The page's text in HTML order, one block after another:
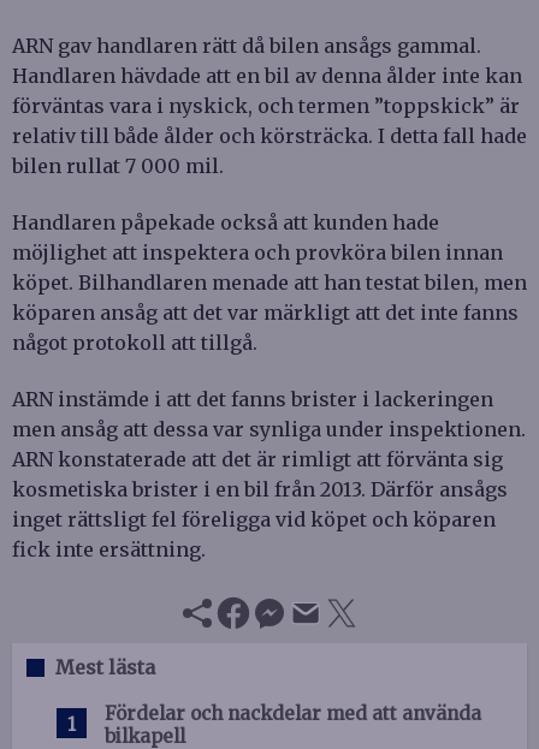
ARN gav handlaren rätt då bilen ansågs gammal.
Handlaren hävdade att en bil av denna ålder inte kan
förväntas vara i nyskick, och termen ”toppskick” är
relativ till både ålder och körsträcka. I detta fall hade
bilen rullat 7 000 mil.
Handlaren påpekade också att kunden hade
möjlighet att inspektera och provköra bilen innan
köpet. Bilhandlaren menade att han testat bilen, men
köparen ansåg att det var märkligt att det inte fanns
något protokoll att tillgå.
ARN instämde i att det fanns brister i lackeringen
men ansåg att dessa var synliga under inspektionen.
ARN konstaterade att det är rimligt att förvänta sig
kosmetiska brister i en bil från 2013. Därför ansågs
inget rättsligt fel föreligga vid köpet och köparen
fick inte ersättning.
Mest lästa
Fördelar och nackdelar med att använda
bilkapell